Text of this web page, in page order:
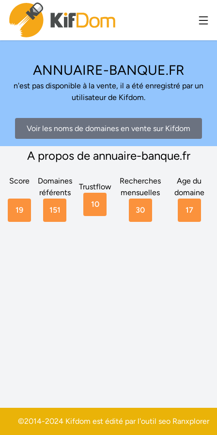
ANNUAIRE-BANQUE.FR
n'est pas disponible à la vente, il a été enregistré par un
utilisateur de Kifdom.
Voir les noms de domaines en vente sur Kifdom
A propos de annuaire-banque.fr
Score
19
Domaines
référents
151
Trustflow
10
Recherches
mensuelles
30
Age du
domaine
17
©2014-2024 Kifdom est édité par l'outil seo Ranxplorer